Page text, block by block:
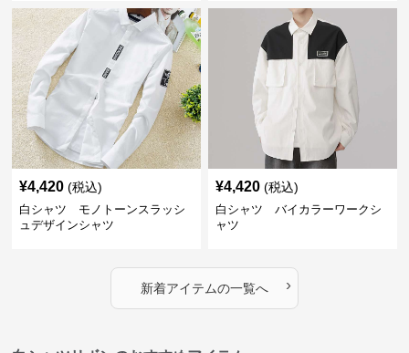
¥4,420 (税込)
白シャツ モノトーンスラッシ
ュデザインシャツ
¥4,420 (税込)
白シャツ バイカラーワークシ
ャツ
新着アイテムの一覧へ ›